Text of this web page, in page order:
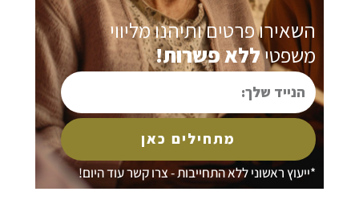
פרטים ותיהנו מליווי
ללא פשרות!
מתחילים כאן
ראשוני ללא התחייבות - צרו קשר עוד היום!